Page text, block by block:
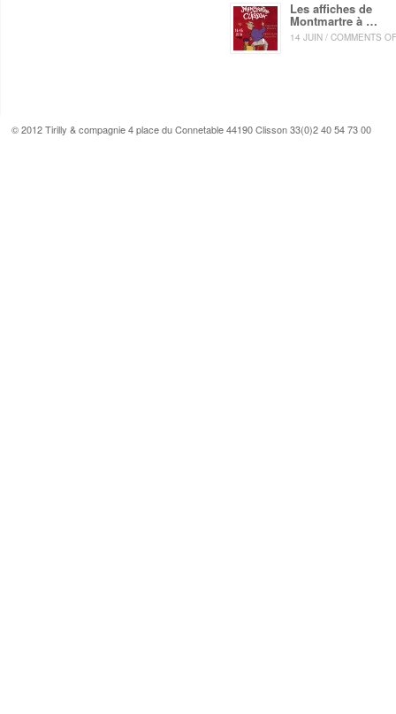
Les affiches de
Montmartre à …
14 JUIN / COMMENTS
© 2012 Tirilly & compagnie 4 place du Connetable 44190 Clisson 33(0)2 40 54 73 00